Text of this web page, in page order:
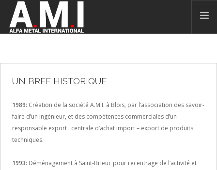
QUI SOMMES NOUS?
NOS PARTENAIRES
FRANÇAIS
UN BREF HISTORIQUE
1989: Création de la société A.M.I. à Blois, par l’association des savoir-
faire d’un ingénieur, et des compétences commerciales d’un
responsable export : centrale d’achat import – export de produits
techniques.
1993: Déménagement à Saint-Brieuc pour recentrage de l’activité et